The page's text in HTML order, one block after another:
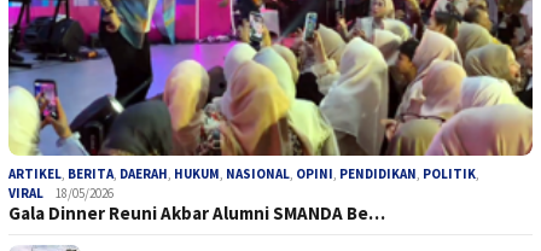
ARTIKEL, BERITA, DAERAH, HUKUM, NASIONAL, OPINI, PENDIDIKAN, POLITIK,
VIRAL
18/05/2026
Gala Dinner Reuni Akbar Alumni SMANDA Be…